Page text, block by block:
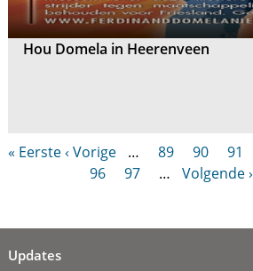
Hou Domela in Heerenveen
« Eerste‹ Vorige … 89 90 91
96
97 … Volgende ›
Updates